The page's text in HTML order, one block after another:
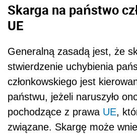
Skarga na państwo
UE
Generalną zasadą jest, że
stwierdzenie uchybienia
członkowskiego jest
państwu, jeżeli naruszyło
pochodzące z prawa UE,
związane. Skargę może